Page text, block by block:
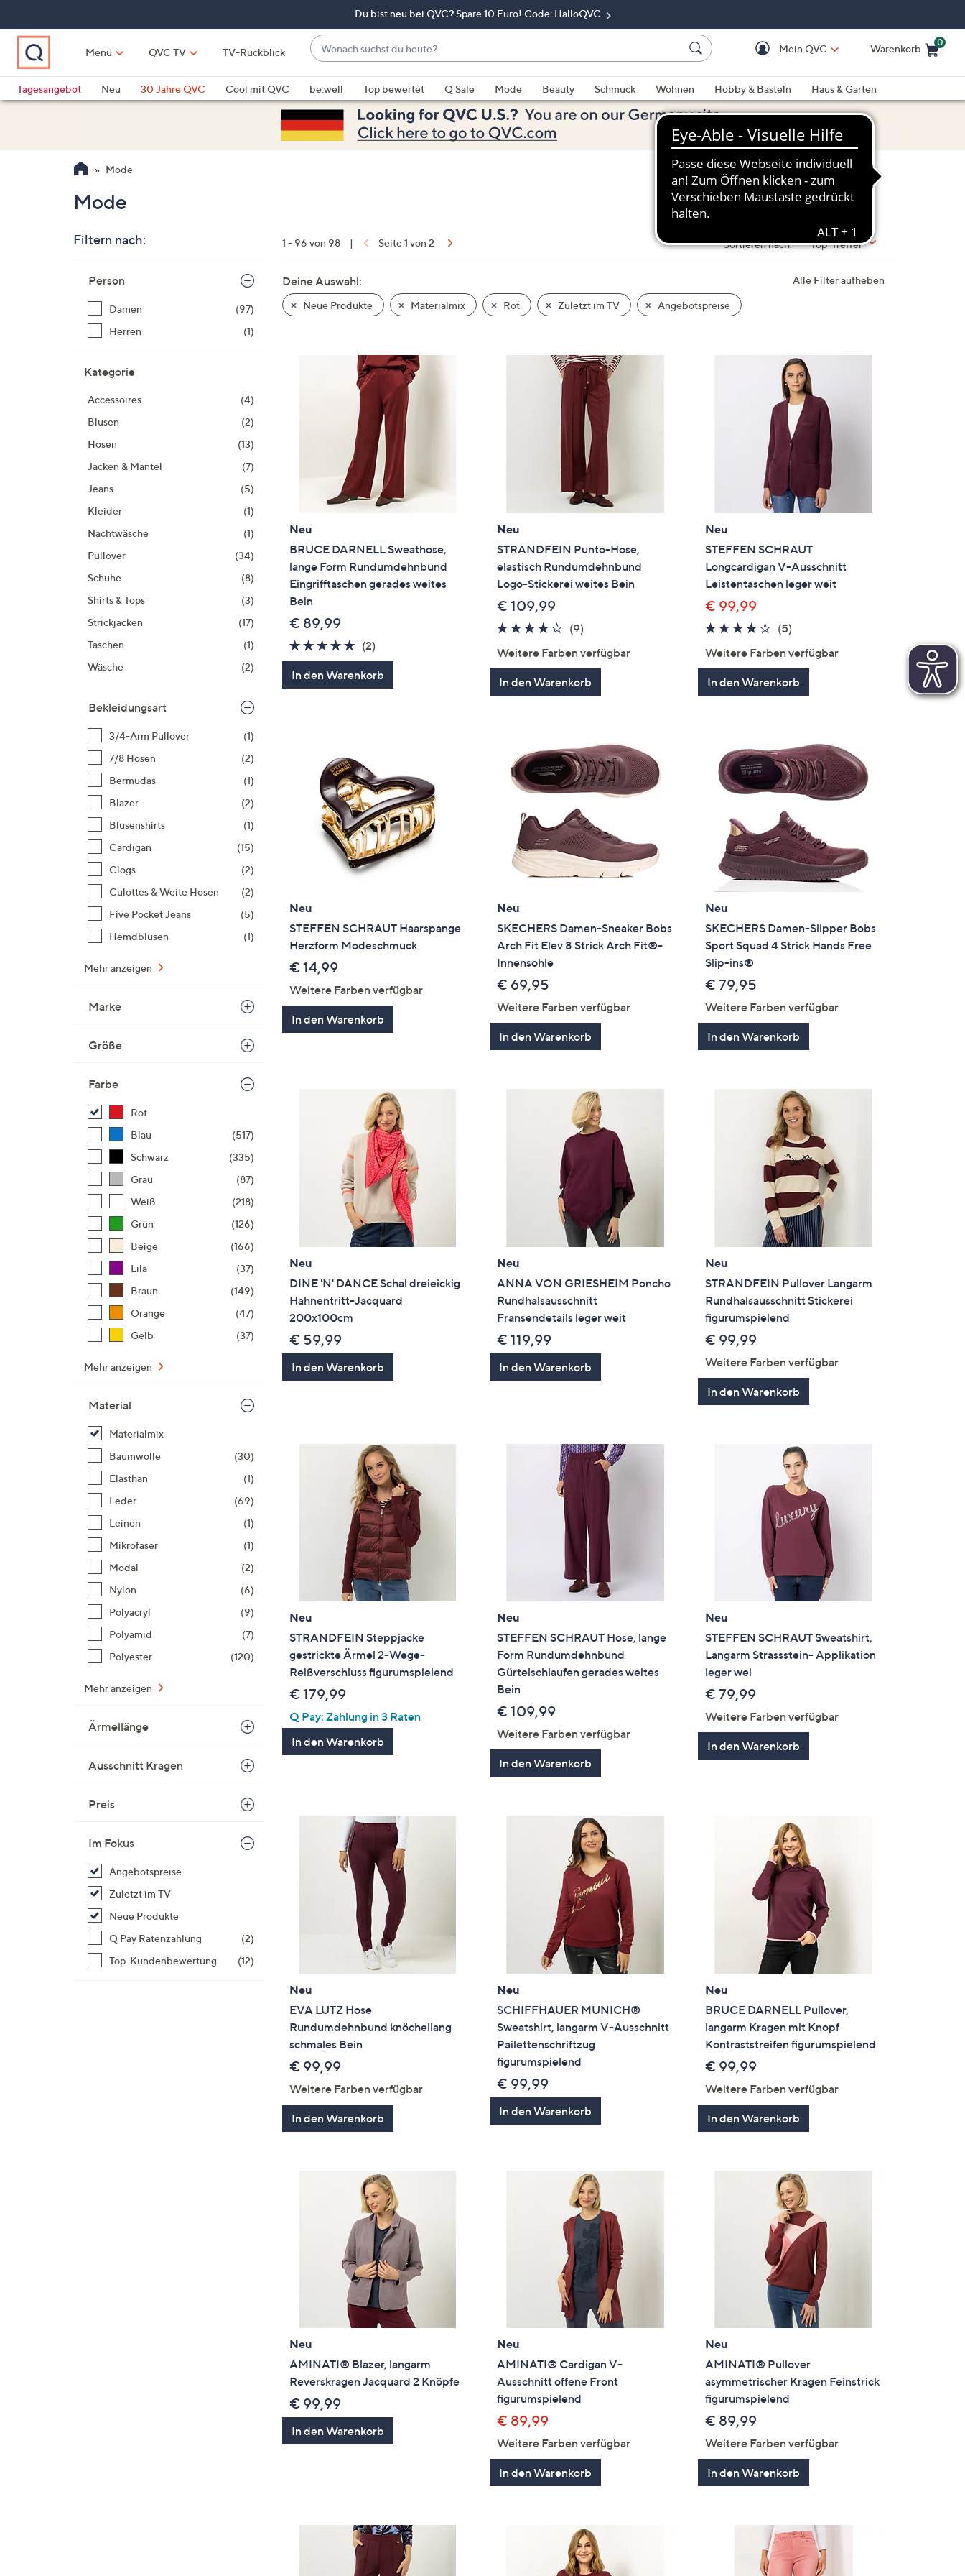
springen
Du bist neu bei QVC? Spare 10 Euro! Code: HalloQVC
Menü QVC TV TV-Rückblick
Wonach
suchst
du
heute?
Vorschläge
verfügbar
sind,
verwenden
und
unten
oder
wischen
anzuzeigen.
Mein QVC Warenkorb
0
Tagesangebot
Neu 30 Jahre QVC Cool mit QVC be:well Top bewertet Q Sale Mode Beauty Schmuck Wohnen Hobby & Basteln
Haus & Garten
Mode
Mode
Filtern nach:
Produktliste
Person
Damen
(97)
Herren
(1)
Kategorie
Accessoires
(4)
Blusen
(2)
Hosen
(13)
Jacken & Mäntel
(7)
Jeans
(5)
Kleider
(1)
Nachtwäsche
(1)
Pullover
(34)
Schuhe
(8)
Shirts & Tops
(3)
Strickjacken
(17)
Taschen
(1)
Wäsche
(2)
Bekleidungsart
3/4-Arm Pullover
(1)
7/8 Hosen
(2)
Bermudas
(1)
Blazer
(2)
Blusenshirts
(1)
Cardigan
(15)
Clogs
(2)
Culottes & Weite Hosen
(2)
Five Pocket Jeans
(5)
Hemdblusen
(1)
Mehr anzeigen
Marke
Größe
Farbe
Rot
Blau
(517)
Schwarz
(335)
Grau
(87)
Weiß
(218)
Grün
(126)
Beige
(166)
Lila
(37)
Braun
(149)
Orange
(47)
Gelb
(37)
Mehr anzeigen
Material
Materialmix
Baumwolle
(30)
Elasthan
(1)
Leder
(69)
Leinen
(1)
Mikrofaser
(1)
Modal
(2)
Nylon
(6)
Polyacryl
(9)
Polyamid
(7)
Polyester
(120)
Mehr anzeigen
Ärmellänge
Ausschnitt Kragen
Preis
Im Fokus
Angebotspreise
Zuletzt im TV
Neue Produkte
Q Pay Ratenzahlung
(2)
Top-Kundenbewertung
(12)
1 - 96 von 98 | Seite 1 von 2 Sortieren nach: Top-Treffer
Alle Filter aufheben
Deine Auswahl:
Neue Produkte Materialmix Rot Zuletzt im TV Angebotspreise
Neu
BRUCE DARNELL Sweathose,
lange Form Rundumdehnbund
Eingrifftaschen gerades weites
Bein
€ 89,99
5.0
von
5
(2)2
Bewertungen
In den Warenkorb
Neu
STRANDFEIN Punto-Hose,
elastisch Rundumdehnbund
Logo-Stickerei weites Bein
€ 109,99
4.1
5
(9)
Weitere Farben verfügbar
In den Warenkorb
Neu
STEFFEN SCHRAUT
Longcardigan V-Ausschnitt
Leistentaschen leger weit
€ 99,99
4.0
5
(5)
Weitere Farben verfügbar
In den Warenkorb
Neu
STEFFEN SCHRAUT Haarspange
Herzform Modeschmuck
€ 14,99
Weitere Farben verfügbar
In den Warenkorb
Neu
SKECHERS Damen-Sneaker Bobs
Arch Fit Elev 8 Strick Arch Fit®-
Innensohle
€ 69,95
Weitere Farben verfügbar
In den Warenkorb
Neu
SKECHERS Damen-Slipper Bobs
Sport Squad 4 Strick Hands Free
Slip-ins®
€ 79,95
Weitere Farben verfügbar
In den Warenkorb
Neu
DINE 'N' DANCE Schal dreieickig
Hahnentritt-Jacquard
200x100cm
€ 59,99
In den Warenkorb
Neu
ANNA VON GRIESHEIM Poncho
Rundhalsausschnitt
Fransendetails leger weit
€ 119,99
In den Warenkorb
Neu
STRANDFEIN Pullover Langarm
Rundhalsausschnitt Stickerei
figurumspielend
€ 99,99
Weitere Farben verfügbar
In den Warenkorb
Neu
STRANDFEIN Steppjacke
gestrickte Ärmel 2-Wege-
Reißverschluss figurumspielend
€ 179,99
Q Pay: Zahlung in 3 Raten
In den Warenkorb
Neu
STEFFEN SCHRAUT Hose, lange
Form Rundumdehnbund
Gürtelschlaufen gerades weites
Bein
€ 109,99
Weitere Farben verfügbar
In den Warenkorb
Neu
STEFFEN SCHRAUT Sweatshirt,
Langarm Strassstein- Applikation
leger wei
€ 79,99
Weitere Farben verfügbar
In den Warenkorb
Neu
EVA LUTZ Hose
Rundumdehnbund knöchellang
schmales Bein
€ 99,99
Weitere Farben verfügbar
In den Warenkorb
Neu
SCHIFFHAUER MUNICH®
Sweatshirt, langarm V-Ausschnitt
Pailettenschriftzug
figurumspielend
€ 99,99
In den Warenkorb
Neu
BRUCE DARNELL Pullover,
langarm Kragen mit Knopf
Kontraststreifen figurumspielend
€ 99,99
Weitere Farben verfügbar
In den Warenkorb
Neu
AMINATI® Blazer, langarm
Reverskragen Jacquard 2 Knöpfe
€ 99,99
In den Warenkorb
Neu
AMINATI® Cardigan V-
Ausschnitt offene Front
figurumspielend
€ 89,99
Weitere Farben verfügbar
In den Warenkorb
Neu
AMINATI® Pullover
asymmetrischer Kragen Feinstrick
figurumspielend
€ 89,99
Weitere Farben verfügbar
In den Warenkorb